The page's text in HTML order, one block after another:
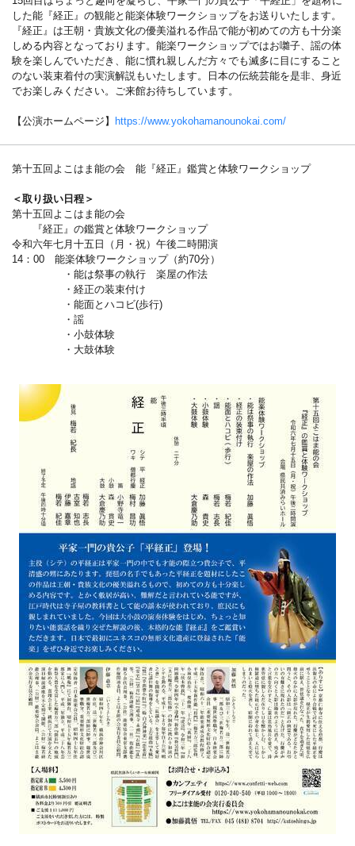
した能『経正』の観能と能楽体験ワークショップをお送りいたします。
『経正』は王朝・貴族文化の優美溢れる作品で能が初めての方も十分楽
しめる内容となっております。能楽ワークショップではお囃子、謡の体
験を楽しんでいただき、能に慣れ親しんだ方々でも滅多に目にすること
のない装束着付の実演解説もいたします。日本の伝統芸能を是非、身近
でお楽しみください。ご来館お待ちしています。
【公演ホームページ】 https://www.yokohamanounokai.com/
第十五回よこはま能の会 能『経正』鑑賞と体験ワークショップ
＜取り扱い日程＞
第十五回よこはま能の会
『経正』の鑑賞と体験ワークショップ
令和六年七月十五日（月・祝）午後二時開演
14：00 能楽体験ワークショップ（約70分）
・能は祭事の執行 楽屋の作法
・経正の装束付け
・能面とハコビ(歩行)
・謡
・小鼓体験
・大鼓体験